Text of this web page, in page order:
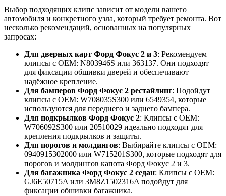
Выбор подходящих клипс зависит от модели вашего
автомобиля и конкретного узла, который требует ремонта. Вот
несколько рекомендаций, основанных на популярных
запросах:
Для дверных карт Форд Фокус 2 и 3: Рекомендуем
клипсы с OEM: N803946S или 363137. Они подходят
для фиксации обшивки дверей и обеспечивают
надёжное крепление.
Для бамперов Форд Фокус 2 рестайлинг: Подойдут
клипсы с OEM: W708035S300 или 6549354, которые
используются для переднего и заднего бампера.
Для подкрылков Форд Фокус 2: Клипсы с OEM:
W706092S300 или 20510029 идеально подходят для
крепления подкрылков и защиты.
Для порогов и молдингов: Выбирайте клипсы с OEM:
0940915302000 или W715201S300, которые подходят для
порогов и молдингов капота Форд Фокус 2 и 3.
Для багажника Форд Фокус 2 седан: Клипсы с OEM:
GJ6E50715A или 3M8Z1502316A подойдут для
фиксации обшивки багажника.